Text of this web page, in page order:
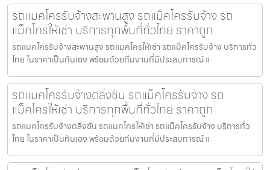
รถแมคโครรับจ้างสะพานสูง รถแม็คโครรับจ้าง รถ
แม็คโครให้เช่า บริการทุกพื้นที่ทั่วไทย ราคาถูก
รถแมคโครรับจ้างสะพานสูง รถแมคโครให้เช่า รถแม็คโครรับจ้าง บริการทั่ว
ไทย ในราคาเป็นกันเอง พร้อมด้วยทีมงานที่มีประสบการณ์ แ
รถแมคโครรับจ้างตลิ่งชัน รถแม็คโครรับจ้าง รถ
แม็คโครให้เช่า บริการทุกพื้นที่ทั่วไทย ราคาถูก
รถแมคโครรับจ้างตลิ่งชัน รถแมคโครให้เช่า รถแม็คโครรับจ้าง บริการทั่ว
ไทย ในราคาเป็นกันเอง พร้อมด้วยทีมงานที่มีประสบการณ์ แ